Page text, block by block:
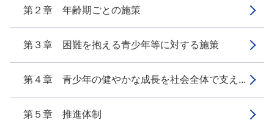
第２章 年齢期ごとの施策
第３章 困難を抱える青少年等に対する施策
第４章 青少年の健やかな成長を社会全体で支え...
第５章 推進体制